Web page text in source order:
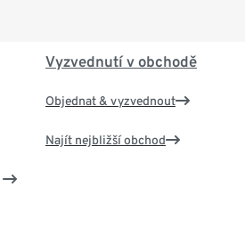
Vyzvednutí v obchodě
Objednat & vyzvednout
Najít nejbližší obchod